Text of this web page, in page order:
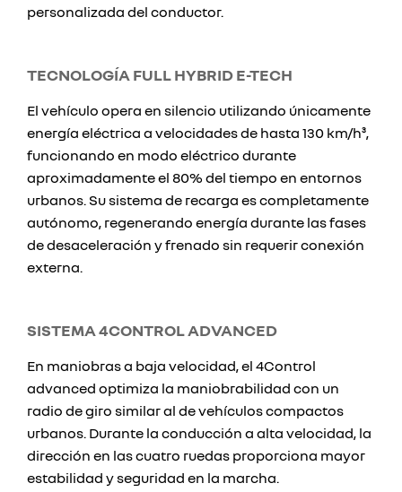
personalizada del conductor.
TECNOLOGÍA FULL HYBRID E-TECH
El vehículo opera en silencio utilizando únicamente
energía eléctrica a velocidades de hasta 130 km/h³,
funcionando en modo eléctrico durante
aproximadamente el 80% del tiempo en entornos
urbanos. Su sistema de recarga es completamente
autónomo, regenerando energía durante las fases
de desaceleración y frenado sin requerir conexión
externa.
SISTEMA 4CONTROL ADVANCED
En maniobras a baja velocidad, el 4Control
advanced optimiza la maniobrabilidad con un
radio de giro similar al de vehículos compactos
urbanos. Durante la conducción a alta velocidad, la
dirección en las cuatro ruedas proporciona mayor
estabilidad y seguridad en la marcha.